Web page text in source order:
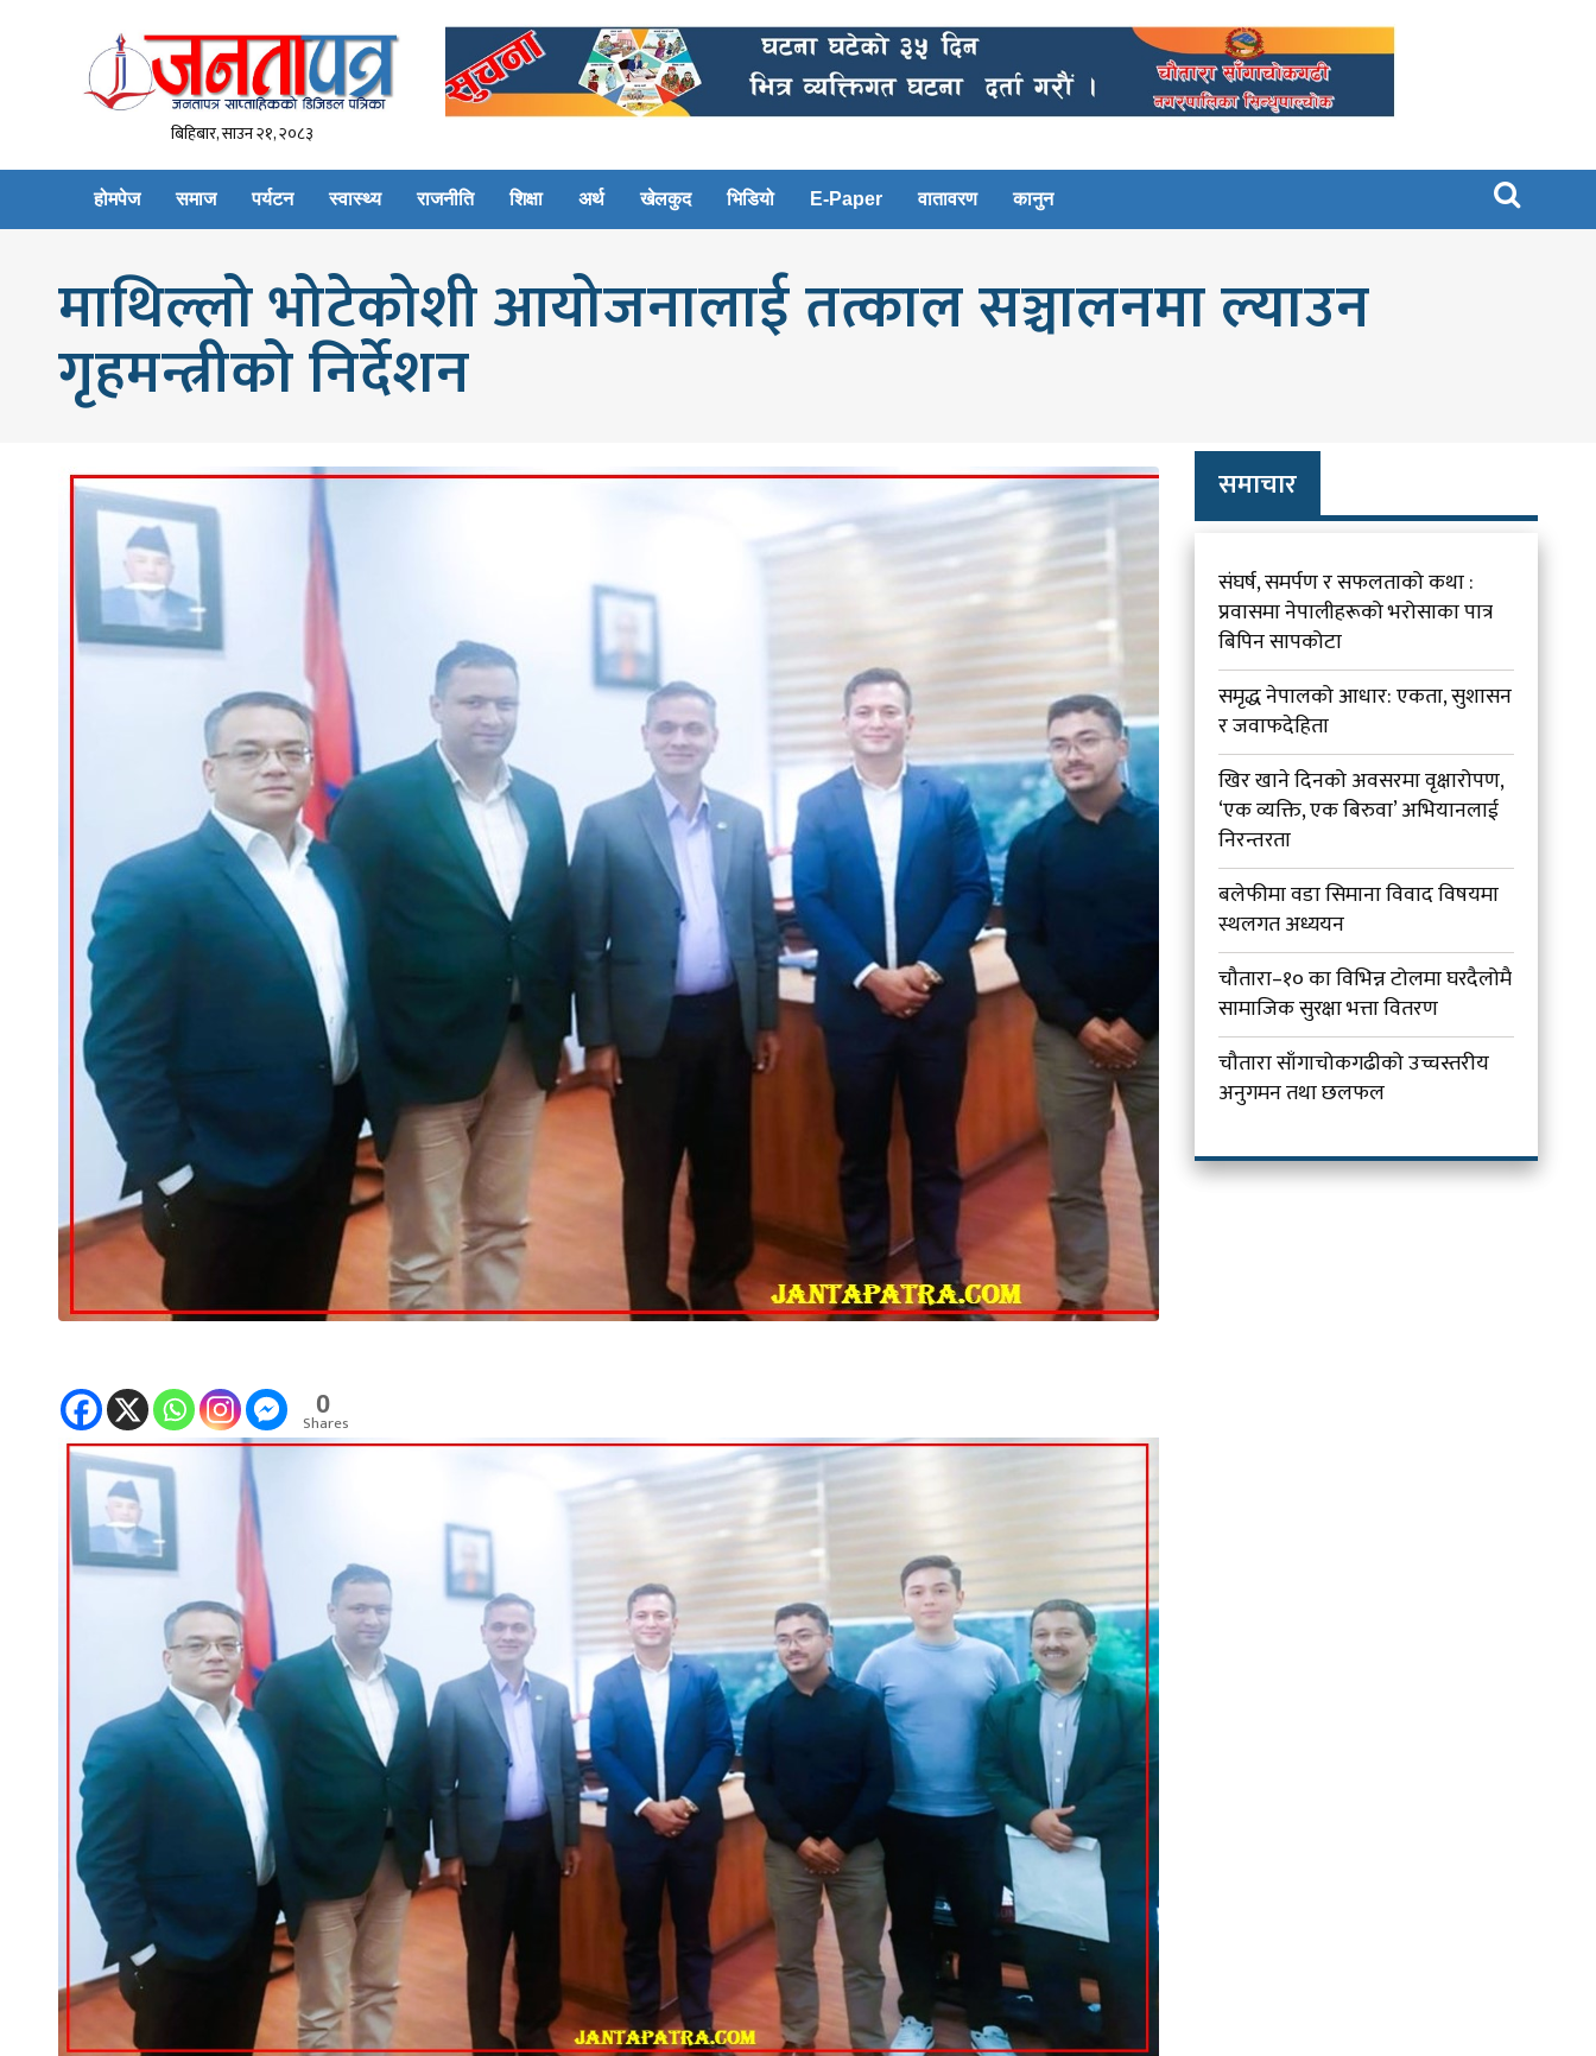
बिहिबार, साउन २१, २०८३
होमपेज समाज पर्यटन स्वास्थ्य राजनीति शिक्षा अर्थ खेलकुद भिडियो E-Paper वातावरण कानुन 
माथिल्लो भोटेकोशी आयोजनालाई तत्काल सञ्चालनमा ल्याउन
गृहमन्त्रीको निर्देशन
0
Shares
समाचार
संघर्ष, समर्पण र सफलताको कथा :
प्रवासमा नेपालीहरूको भरोसाका पात्र
बिपिन सापकोटा
समृद्ध नेपालको आधार: एकता, सुशासन
र जवाफदेहिता
खिर खाने दिनको अवसरमा वृक्षारोपण,
‘एक व्यक्ति, एक बिरुवा’ अभियानलाई
निरन्तरता
बलेफीमा वडा सिमाना विवाद विषयमा
स्थलगत अध्ययन
चौतारा–१० का विभिन्न टोलमा घरदैलोमै
सामाजिक सुरक्षा भत्ता वितरण
चौतारा साँगाचोकगढीको उच्चस्तरीय
अनुगमन तथा छलफल